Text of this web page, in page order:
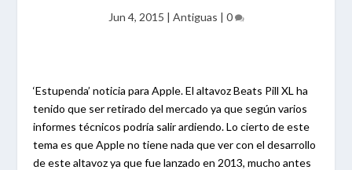
Jun 4, 2015 | Antiguas | 0
‘Estupenda’ noticia para Apple. El altavoz Beats Pill XL ha
tenido que ser retirado del mercado ya que según varios
informes técnicos podría salir ardiendo. Lo cierto de este
tema es que Apple no tiene nada que ver con el desarrollo
de este altavoz ya que fue lanzado en 2013, mucho antes